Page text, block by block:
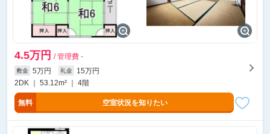
4.5万円 / 管理費 -
敷金 5万円 礼金
15万円
2DK ｜ 53.12m² ｜ 4階
無料 空室状況を知りたい